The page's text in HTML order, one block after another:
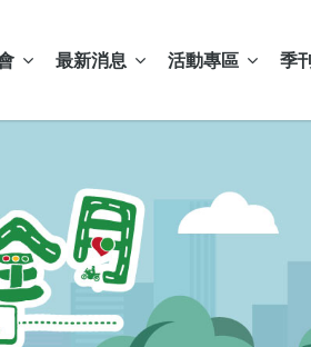
最新消息 活動專區 季刊